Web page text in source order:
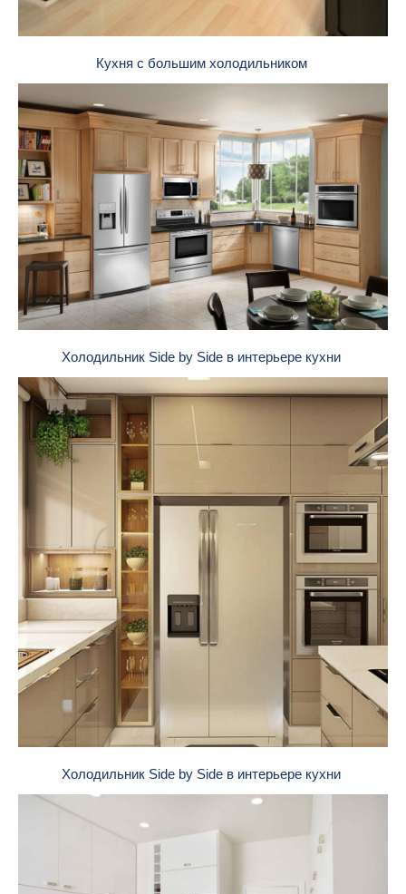
Кухня с большим холодильником
Холодильник Side by Side в интерьере кухни
Холодильник Side by Side в интерьере кухни